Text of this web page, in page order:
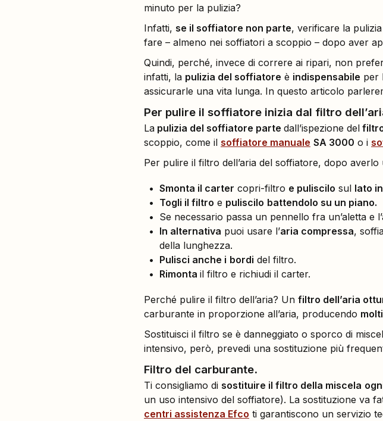
minuto per la pulizia?
Infatti, se il soffiatore non parte, verificare la
fare – almeno nei soffiatori a scoppio – dopo aver
Quindi, perché, invece di correre ai ripari, non
infatti, la pulizia del soffiatore è indispensabile per
assicurarle una vita lunga. In questo articolo
Per pulire il soffiatore inizia dal filtro
La pulizia del soffiatore parte dall’ispezione del
scoppio, come il soffiatore manuale SA 3000 o i
Per pulire il filtro dell’aria del soffiatore, dopo
Smonta il carter copri-filtro e puliscilo sul lato
Togli il filtro e puliscilo battendolo su un piano.
Se necessario passa un pennello fra un’aletta e
In alternativa puoi usare l’aria compressa,
della lunghezza.
Pulisci anche i bordi del filtro.
Rimonta il filtro e richiudi il carter.
Perché pulire il filtro dell’aria? Un filtro dell’aria
carburante in proporzione all’aria, producendo
Sostituisci il filtro se è danneggiato o sporco di
intensivo, però, prevedi una sostituzione più
Filtro del carburante.
Ti consigliamo di sostituire il filtro della miscela
un uso intensivo del soffiatore). La sostituzione va
centri assistenza Efco ti garantiscono un servizio